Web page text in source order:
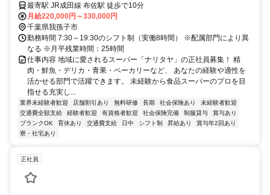
最寄駅 JR成田線 布佐駅 徒歩で10分
月給220,000円～330,000円
千葉県我孫子市
勤務時間 7:30～19:30のシフト制（実働8時間） ※配属部門により異
なる ※月平残業時間：25時間
仕事内容 地域に愛されるスーパー「ナリタヤ」の正社員募集！ 精
肉・鮮魚・デリカ・青果・ベーカリーなど、 あなたの経験や適性を
活かせる部門で活躍できます。 未経験から食品スーパーのプロを目
指せる充実し...
業界未経験者歓迎 店舗割引あり 無料研修 長期 社会保険あり
未経験者歓迎
交通費全額支給
経験者歓迎 有資格者歓迎 社会保険完備 制服貸与
賞与あり
ブランクOK
育休あり 交通費支給 日中 シフト制 昇給あり
賞与年2回あり
寮・社宅あり
正社員